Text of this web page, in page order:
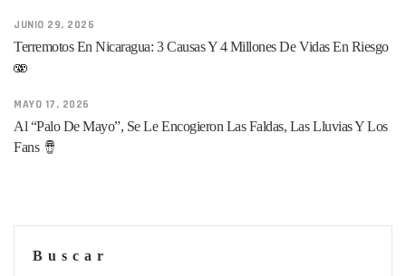
JUNIO 29, 2026
Terremotos En Nicaragua: 3 Causas Y 4 Millones De Vidas En Riesgo
🫨
MAYO 17, 2026
Al “Palo De Mayo”, Se Le Encogieron Las Faldas, Las Lluvias Y Los
Fans 🪘
Buscar